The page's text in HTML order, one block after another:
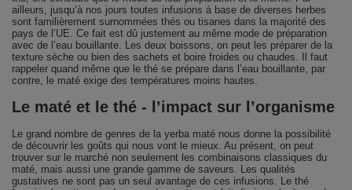
ailleurs, jusqu’à nos jours toutes infusions à base de diverses herbes
sont familièrement surnommées thés ou tisanes dans la majorité des
pays de l’UE. Ce fait est dû justement au même mode de préparation
avec de l’eau bouillante. Les deux boissons, on peut les préparer de la
texture sèche ou bien des sachets et boire froides ou chaudes. Il faut
rappeler quand même que le thé se prépare dans l’eau bouillante, par
contre, le maté exige des températures moins hautes.
Le maté et le thé - l’impact sur l’organisme
Le grand nombre de genres de la yerba maté nous donne la possibilité
de découvrir les goûts qui nous vont le mieux. Au présent, on peut
trouver sur le marché non seulement les combinaisons classiques du
maté, mais aussi une grande gamme de saveurs. Les qualités
gustatives ne sont pas un seul avantage de ces infusions. Le thé